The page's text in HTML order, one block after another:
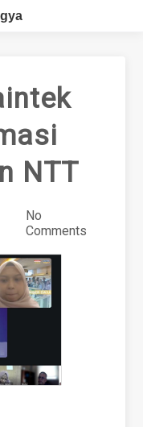
NTT
No
Comments